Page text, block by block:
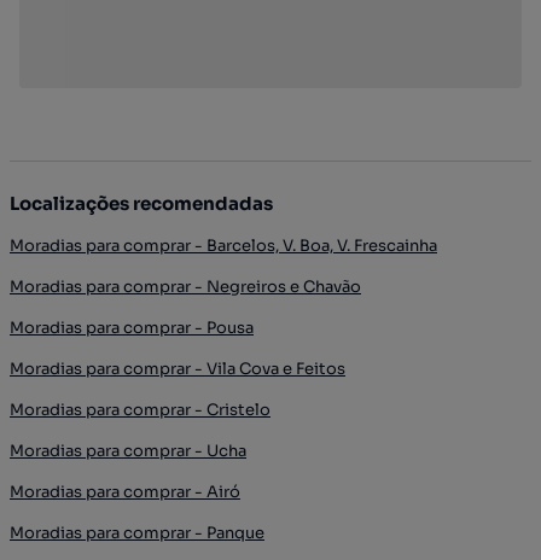
Localizações recomendadas
Moradias para comprar - Barcelos, V. Boa, V. Frescainha
Moradias para comprar - Negreiros e Chavão
Moradias para comprar - Pousa
Moradias para comprar - Vila Cova e Feitos
Moradias para comprar - Cristelo
Moradias para comprar - Ucha
Moradias para comprar - Airó
Moradias para comprar - Panque